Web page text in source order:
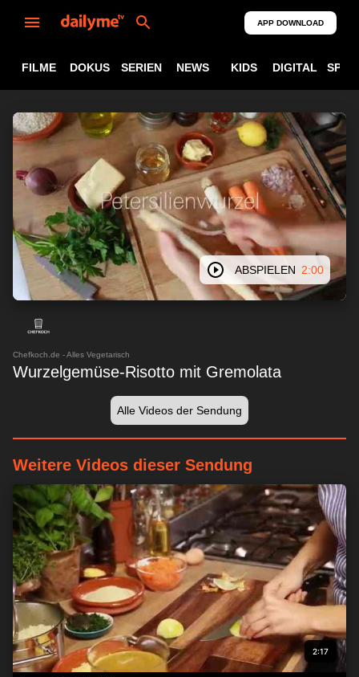
APP DOWNLOAD
FILME DOKUS SERIEN NEWS KIDS DIGITAL
ABSPIELEN 2:00
Chefkoch.de - Alles Vegetarisch
Wurzelgemüse-Risotto mit Gremolata
Alle Videos der Sendung
Weitere Videos dieser Sendung
2:17